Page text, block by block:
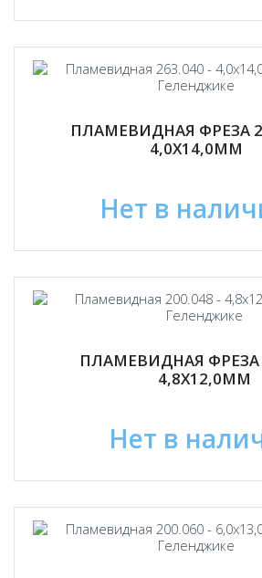
ПЛАМЕВИДНАЯ ФРЕЗА
4,0Х14,0ММ
Нет в
ПЛАМЕВИДНАЯ ФРЕЗА
4,8Х12,0ММ
Нет в